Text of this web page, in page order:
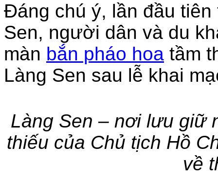
Đáng chú ý, lần đầu
Sen, người dân và du
màn bắn pháo hoa tầm
Làng Sen sau lễ khai
Làng Sen – nơi lưu giữ
thiếu của Chủ tịch Hồ
về